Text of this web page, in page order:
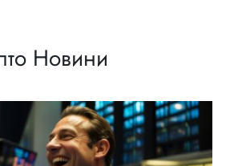
Новини